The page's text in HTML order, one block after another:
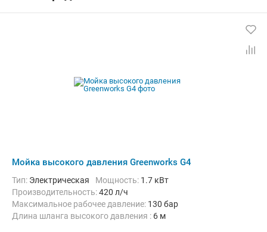
Мойка высокого давления Greenworks G4
Тип: Электрическая Мощность: 1.7 кВт
Производительность:420 л/ч
Максимальное рабочее давление: 130 бар
Длина шланга высокого давления : 6 м